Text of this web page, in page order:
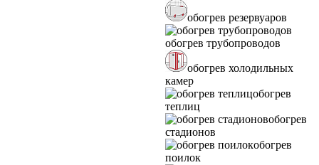
обогрев резервуаров
обогрев трубопроводов
обогрев холодильных
камер
обогрев
теплиц
обогрев
стадионов
обогрев
поилок